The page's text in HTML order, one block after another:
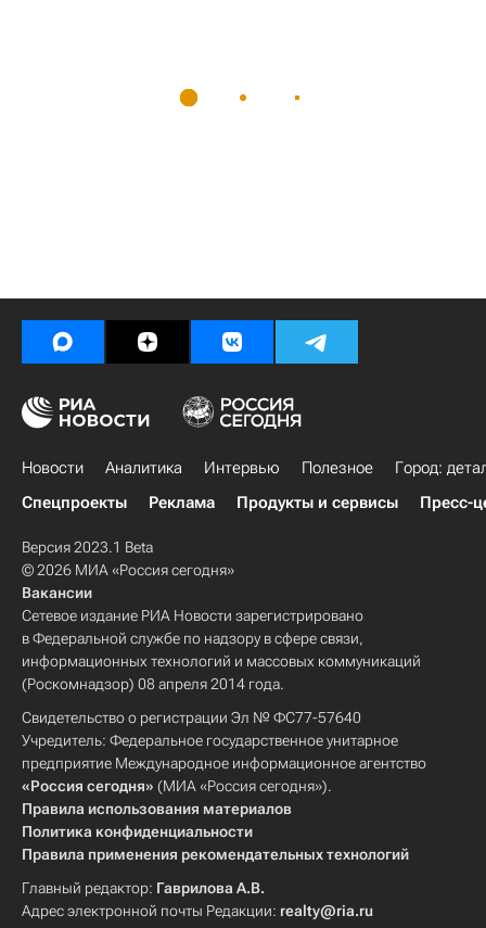
Новости Аналитика Интервью Полезное
Город:
Спецпроекты
Реклама Продукты и сервисы Пресс-
Версия 2023.1 Beta
© 2026 МИА «Россия сегодня»
Вакансии
Сетевое издание РИА Новости зарегистрировано
в Федеральной службе по надзору в сфере связи,
информационных технологий и массовых коммуникаций
(Роскомнадзор) 08 апреля 2014 года.
Свидетельство о регистрации Эл № ФС77-57640
Учредитель: Федеральное государственное унитарное
предприятие Международное информационное агентство
«Россия сегодня» (МИА «Россия сегодня»).
Правила использования материалов
Политика конфиденциальности
Правила применения рекомендательных технологий
Главный редактор: Гаврилова А.В.
Адрес электронной почты Редакции: realty@ria.ru